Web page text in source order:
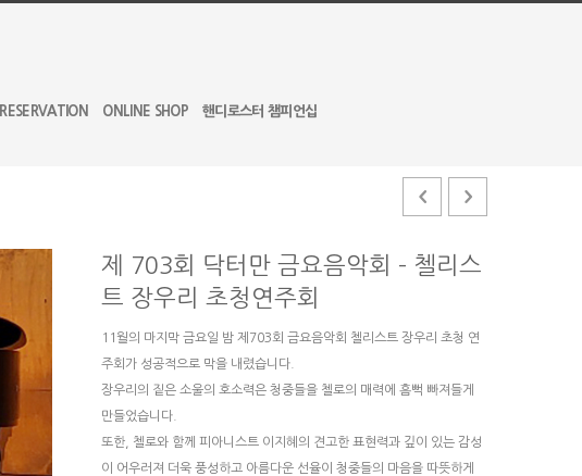
RESERVATION ONLINE SHOP 핸디로스터 챔피언십
제 703회 닥터만 금요음악회 – 첼리스
트 장우리 초청연주회
11월의 마지막 금요일 밤 제703회 금요음악회 첼리스트 장우리 초청 연
주회가 성공적으로 막을 내렸습니다.
장우리의 짙은 소울의 호소력은 청중들을 첼로의 매력에 흠뻑 빠져들게
만들었습니다.
또한, 첼로와 함께 피아니스트 이지혜의 견고한 표현력과 깊이 있는 감성
이 어우러져 더욱 풍성하고 아름다운 선율이 청중들의 마음을 따뜻하게